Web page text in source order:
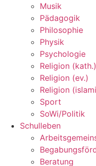
Musik
Pädagogik
Philosophie
Physik
Psychologie
Religion (kath.)
Religion (ev.)
Religion
Sport
SoWi/Politik
Schulleben
Beratung